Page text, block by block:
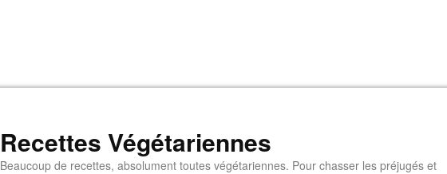
Recettes Végétariennes
Beaucoup de recettes, absolument toutes végétariennes. Pour chasser les préjugés et